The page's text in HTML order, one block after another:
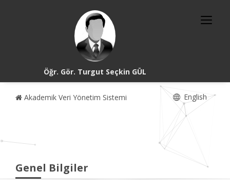
Öğr. Gör. Turgut Seçkin GÜL
Akademik Veri Yönetim Sistemi English
Genel Bilgiler